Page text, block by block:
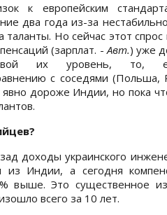
к европейским
два года из-за
таланты. Но сейчас этот
(зарплат. - Авт.) уже
их уровень, то,
с соседями
дороже Индии, но пока
доходы украинского
Индии, а сегодня
выше. Это существенное
всего за 10 лет.